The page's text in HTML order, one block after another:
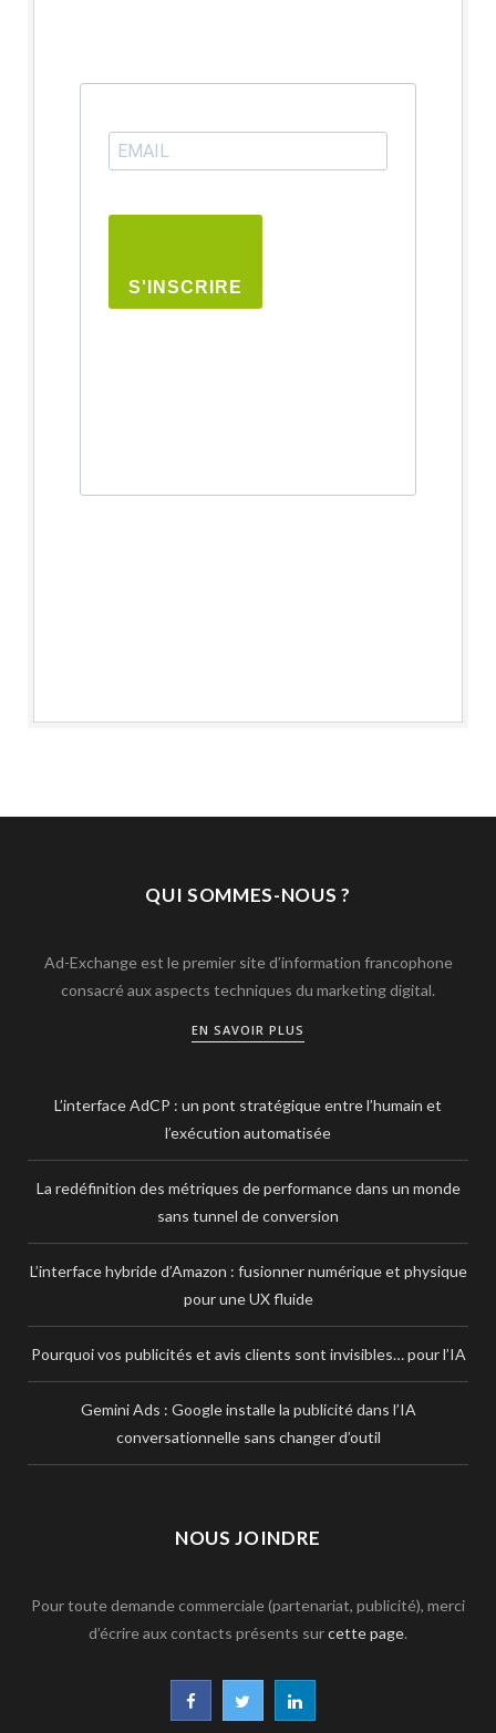
S'INSCRIRE
QUI SOMMES-NOUS ?
Ad-Exchange est le premier site d’information francophone
consacré aux aspects techniques du marketing digital.
EN SAVOIR PLUS
L’interface AdCP : un pont stratégique entre l’humain et
l’exécution automatisée
La redéfinition des métriques de performance dans un monde
sans tunnel de conversion
L’interface hybride d’Amazon : fusionner numérique et physique
pour une UX fluide
Pourquoi vos publicités et avis clients sont invisibles… pour l’IA
Gemini Ads : Google installe la publicité dans l’IA
conversationnelle sans changer d’outil
NOUS JOINDRE
Pour toute demande commerciale (partenariat, publicité), merci
d’écrire aux contacts présents surcette page.
F L